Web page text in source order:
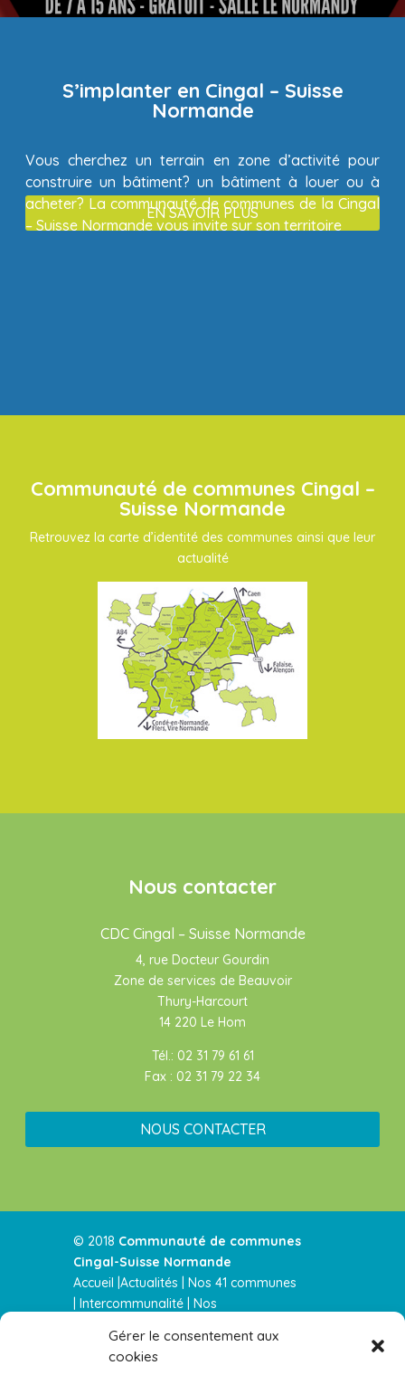
Gérer le consentement aux
cookies
S’implanter en Cingal – Suisse
Normande
Vous cherchez un terrain en zone d’activité pour
construire un bâtiment? un bâtiment à louer ou à
acheter? La communauté de communes de la Cingal
– Suisse Normande vous invite sur son territoire
EN SAVOIR PLUS
Communauté de communes Cingal –
Suisse Normande
Retrouvez la carte d’identité des communes ainsi que leur
actualité
Nous contacter
CDC Cingal – Suisse Normande
4, rue Docteur Gourdin
Zone de services de Beauvoir
Thury-Harcourt
14 220 Le Hom
Tél.: 02 31 79 61 61
Fax : 02 31 79 22 34
NOUS CONTACTER
© 2018 Communauté de communes
Cingal-Suisse Normande
Accueil | Actualités
Nos 41 communes
Intercommunalité| Nos
Contactez-nous |
Actualités RSS–